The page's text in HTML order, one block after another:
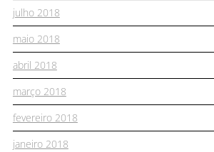
julho 2018
maio 2018
abril 2018
março 2018
fevereiro 2018
janeiro 2018